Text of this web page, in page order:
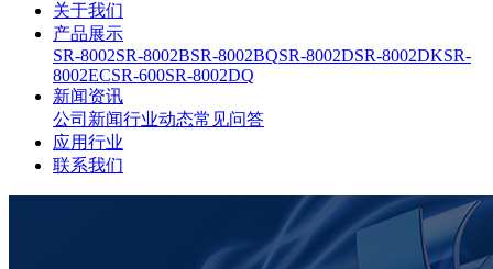
关于我们
产品展示
SR-8002SR-8002BSR-8002BQSR-8002DSR-8002DKSR-
8002ECSR-600SR-8002DQ
新闻资讯
公司新闻行业动态常见问答
应用行业
联系我们